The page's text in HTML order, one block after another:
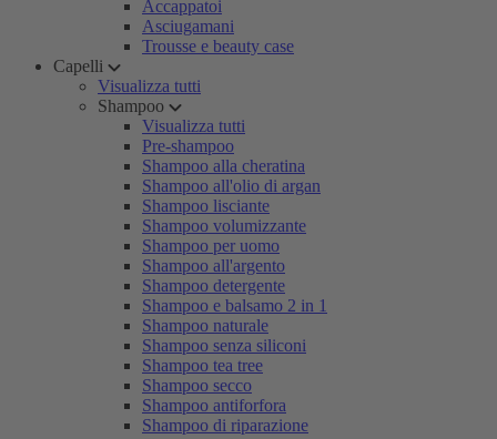
Accappatoi
Asciugamani
Trousse e beauty case
Capelli
Visualizza tutti
Shampoo
Visualizza tutti
Pre-shampoo
Shampoo alla cheratina
Shampoo all'olio di argan
Shampoo lisciante
Shampoo volumizzante
Shampoo per uomo
Shampoo all'argento
Shampoo detergente
Shampoo e balsamo 2 in 1
Shampoo naturale
Shampoo senza siliconi
Shampoo tea tree
Shampoo secco
Shampoo antiforfora
Shampoo di riparazione